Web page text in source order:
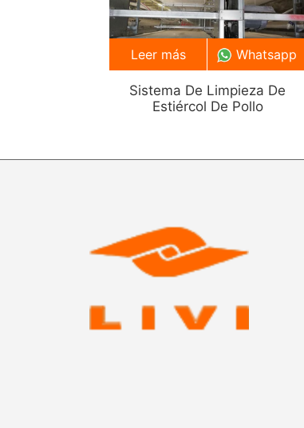
Sistema De Limpieza De
Estiércol De Pollo
Leer más Whatsapp